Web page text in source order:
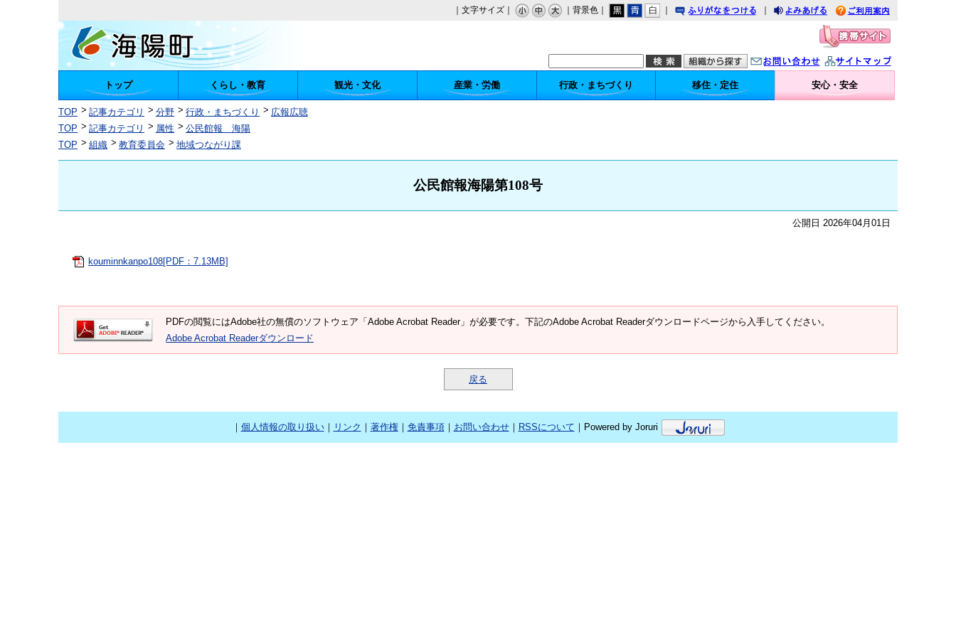
｜文字サイズ｜ ｜背景色｜
みあげる
利用案内
問い合わせ イトマップ
トップ くらし・教育 観光・文化 産業・労働 行政・まちづくり 移住・定住 安心・安全
TOP 記事カテゴリ 分野 行政・まちづくり
広報広聴
TOP
記事カテゴリ 属性
公民館報 海陽
TOP
組織 教育委員会 地域つながり課
公民館報海陽第108号
公開日 2026年04月01日
kouminnkanpo108[PDF：7.13MB]
PDFの閲覧にはAdobe社の無償のソフトウェア「Adobe Acrobat Reader」が必要です。下記のAdobe Acrobat Readerダウンロードページから入手してください。
Adobe Acrobat Readerダウンロード
戻る
｜ 個人情報の取り扱い｜ リンク ｜ 著作権｜ 免責事項｜ お問い合わせ｜ RSSについて ｜Powered by Joruri